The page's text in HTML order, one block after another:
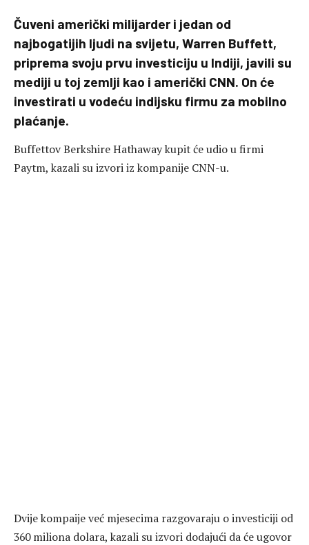
Čuveni američki milijarder i jedan od
najbogatijih ljudi na svijetu, Warren Buffett,
priprema svoju prvu investiciju u Indiji, javili su
mediji u toj zemlji kao i američki CNN. On će
investirati u vodeću indijsku firmu za mobilno
plaćanje.
Buffettov Berkshire Hathaway kupit će udio u firmi
Paytm, kazali su izvori iz kompanije CNN-u.
Dvije kompaije već mjesecima razgovaraju o investiciji od
360 miliona dolara, kazali su izvori dodajući da će ugovor